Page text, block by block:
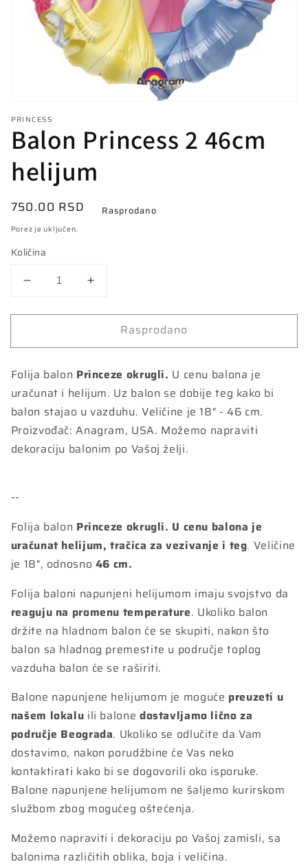
prikazu
galerije
PRINCESS
Balon Princess 2 46cm
helijum
Redovna
cena
750.00 RSD Rasprodano
Porez je uključen.
Količina
Smanji
proizvoda
Princess
46cm
helijum
Povećaj
proizvoda
Balon
Princess
46cm
helijum
Rasprodano
Folija balon Princeze okrugli. U cenu balona je
uračunat i helijum. Uz balon se dobije teg kako bi
balon stajao u vazduhu. Veličine je 18" - 46 cm.
Proizvođač: Anagram, USA. Možemo napraviti
dekoraciju balonim po Vašoj želji.
--
Folija balon Princeze okrugli. U cenu balona je
uračunat helijum, tračica za vezivanje i teg. Veličine
je 18", odnosno 46 cm.
Folija baloni napunjeni helijumom imaju svojstvo da
reaguju na promenu temperature. Ukoliko balon
držite na hladnom balon će se skupiti, nakon što
balon sa hladnog premestite u područje toplog
vazduha balon će se raširiti.
Balone napunjene helijumom je moguće preuzeti u
našem lokalu ili balone dostavljamo lično za
područje Beograda. Ukoliko se odlučite da Vam
dostavimo, nakon porudžbine će Vas neko
kontaktirati kako bi se dogovorili oko isporuke.
Balone napunjene helijumom ne šaljemo kurirskom
službom zbog mogućeg oštećenja.
Možemo napraviti i dekoraciju po Vašoj zamisli, sa
balonima različitih oblika, boja i veličina.